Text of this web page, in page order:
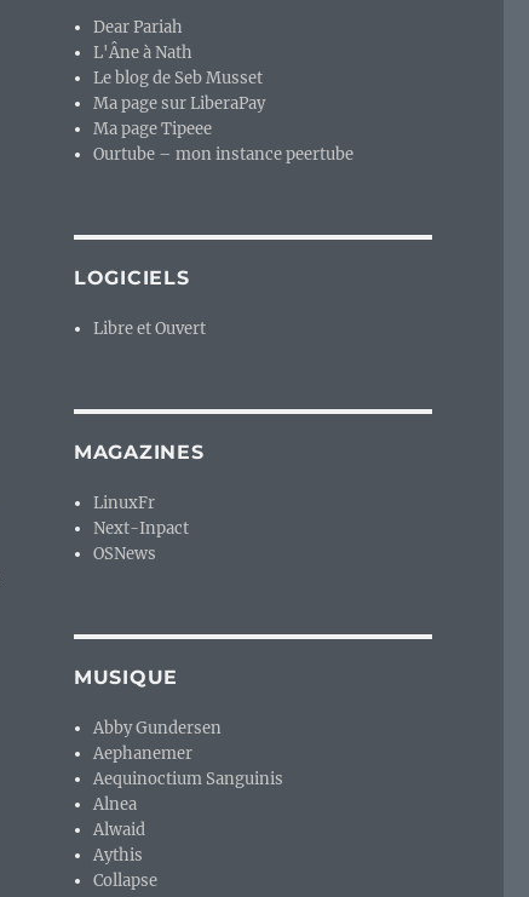
Dear Pariah
L'Âne à Nath
Le blog de Seb Musset
Ma page sur LiberaPay
Ma page Tipeee
Ourtube – mon instance peertube
LOGICIELS
Libre et Ouvert
MAGAZINES
LinuxFr
Next-Inpact
OSNews
MUSIQUE
Abby Gundersen
Aephanemer
Aequinoctium Sanguinis
Alnea
Alwaid
Aythis
Collapse